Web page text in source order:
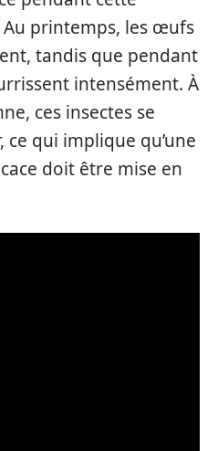
printemps, les œufs
tandis que pendant
intensément. À
ces insectes se
qui implique qu’une
doit être mise en